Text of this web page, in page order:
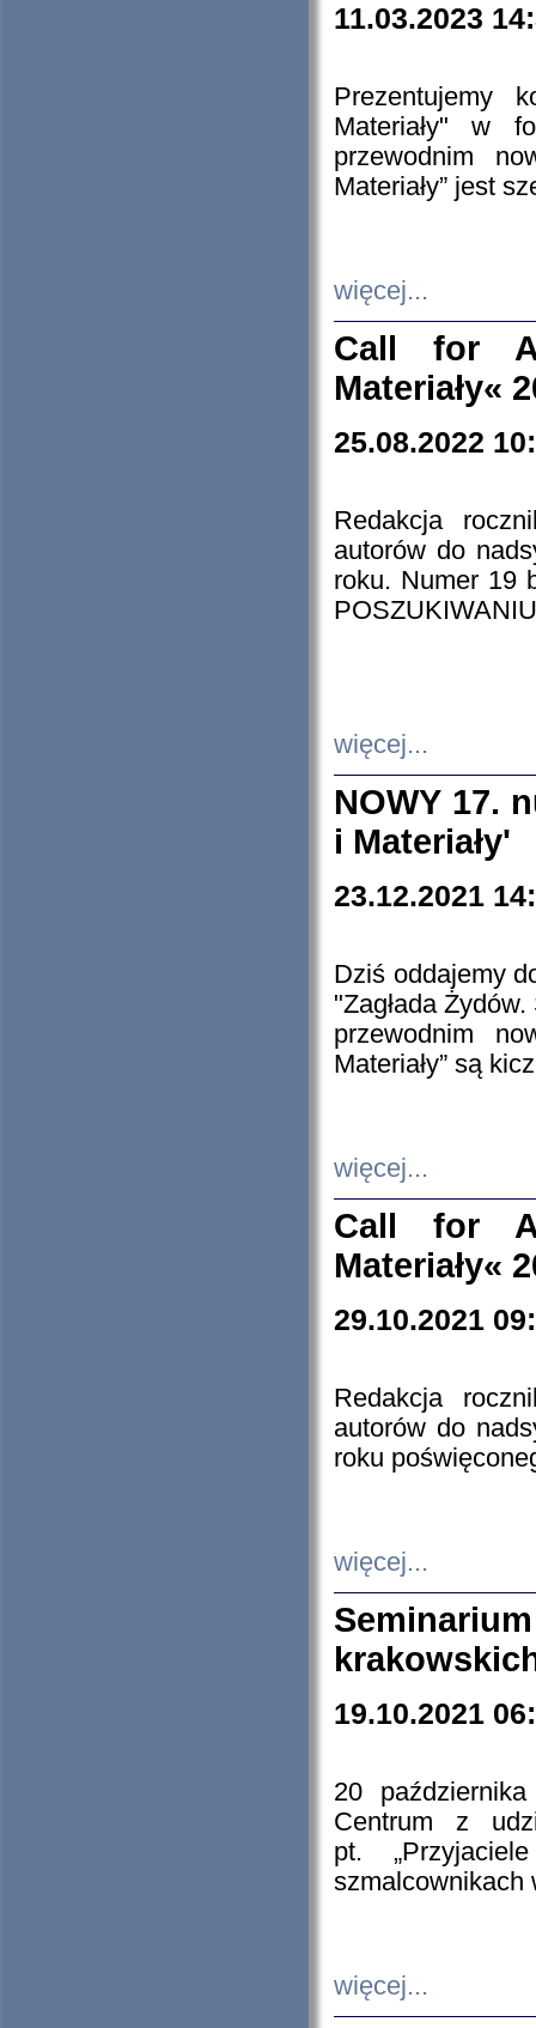
11.03.2023
Prezentujemy
Materiały" w
przewodnim
Materiały” jest
więcej...
Call for
Materiały«
25.08.2022
Redakcja
autorów do
roku. Numer 19
więcej...
NOWY 17.
i Materiały'
23.12.2021
Dziś oddajemy
"Zagłada
przewodnim
Materiały” są
więcej...
Call for
Materiały«
29.10.2021
Redakcja
autorów do
roku
więcej...
19.10.2021
20
Centrum z
pt.
szmalcownikach
więcej...